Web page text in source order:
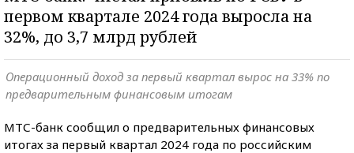
первом квартале 2024 года выросла на
32%, до 3,7 млрд рублей
Операционный доход за первый квартал вырос на 33% по
предварительным финансовым итогам
МТС-банк сообщил о предварительных финансовых
итогах за первый квартал 2024 года по российским